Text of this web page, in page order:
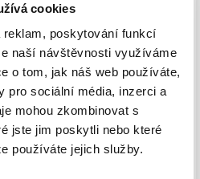
cookies
reklam, poskytování funkcí
naší návštěvnosti využíváme
o tom, jak náš web používáte,
pro sociální média, inzerci a
mohou zkombinovat s
jste jim poskytli nebo které
používáte jejich služby.
, vrelo odporúčam
Patentoid. Chcel
tímu tejto spoločnosti
spoľahlivosť pri
a popriať veľa
zákazníkov.